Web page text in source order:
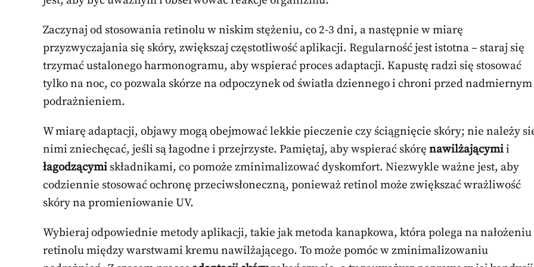
Zaczynaj od stosowania retinolu w niskim stężeniu, co 2-3 dni, a następnie w miarę
przyzwyczajania się skóry, zwiększaj częstotliwość aplikacji. Regularność jest istotna – staraj się
trzymać ustalonego harmonogramu, aby wspierać proces adaptacji. Kapustę radzi się stosować
tylko na noc, co pozwala skórze na odpoczynek od światła dziennego i chroni przed nadmiernym
podrażnieniem.
W miarę adaptacji, objawy mogą obejmować lekkie pieczenie czy ściągnięcie skóry; nie należy
nimi zniechęcać, jeśli są łagodne i przejrzyste. Pamiętaj, aby wspierać skórę nawilżającymii
łagodzącymi składnikami, co pomoże zminimalizować dyskomfort. Niezwykle ważne jest, aby
codziennie stosować ochronę przeciwsłoneczną, ponieważ retinol może zwiększać wrażliwość
skóry na promieniowanie UV.
Wybieraj odpowiednie metody aplikacji, takie jak metoda kanapkowa, która polega na nałożeniu
retinolu między warstwami kremu nawilżającego. To może pomóc w zminimalizowaniu